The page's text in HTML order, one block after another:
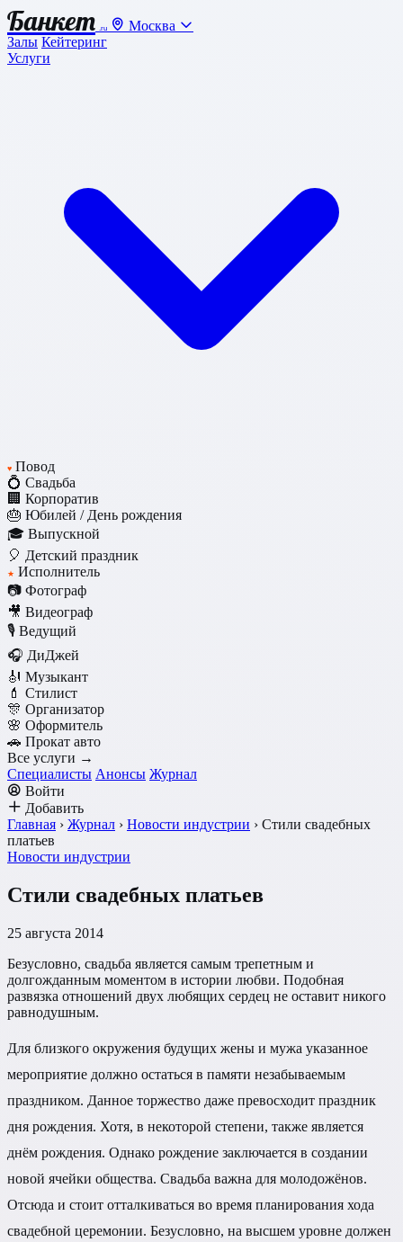
Банкет .ru
Москва
Залы Кейтеринг
Услуги
♥ Повод
💍 Свадьба
🏢 Корпоратив
🎂 Юбилей / День рождения
🎓 Выпускной
🎈 Детский праздник
★ Исполнитель
📷 Фотограф
🎥 Видеограф
🎙️ Ведущий
🎧 ДиДжей
🎻 Музыкант
💄 Стилист
🎊 Организатор
🌸 Оформитель
🚗 Прокат авто
Все услуги →
Специалисты Анонсы Журнал
Войти
Добавить
Главная › Журнал › Новости индустрии › Стили свадебных
платьев
Новости индустрии
Стили свадебных платьев
25 августа 2014
Безусловно, свадьба является самым трепетным и
долгожданным моментом в истории любви. Подобная
развязка отношений двух любящих сердец не оставит никого
равнодушным.
Для близкого окружения будущих жены и мужа указанное
мероприятие должно остаться в памяти незабываемым
праздником. Данное торжество даже превосходит праздник
дня рождения. Хотя, в некоторой степени, также является
днём рождения. Однако рождение заключается в создании
новой ячейки общества. Свадьба важна для молодожёнов.
Отсюда и стоит отталкиваться во время планирования хода
свадебной церемонии. Безусловно, на высшем уровне должен